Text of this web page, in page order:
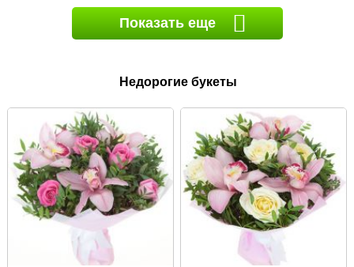
Показать еще
Недорогие букеты